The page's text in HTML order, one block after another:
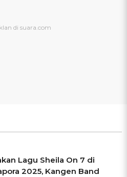
Lagu Sheila On 7 di
2025, Kangen Band